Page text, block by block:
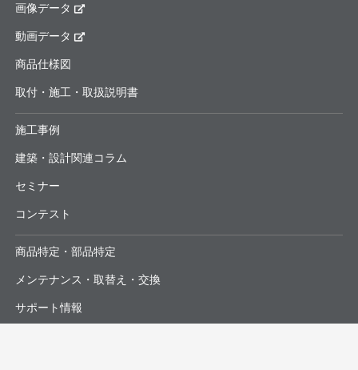
画像データ
動画データ
商品仕様図
取付・施工・取扱説明書
施工事例
建築・設計関連コラム
セミナー
コンテスト
商品特定・部品特定
メンテナンス・取替え・交換
サポート情報